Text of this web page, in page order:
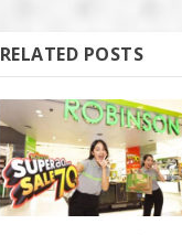
RELATED POSTS